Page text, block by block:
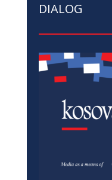
DIALOG